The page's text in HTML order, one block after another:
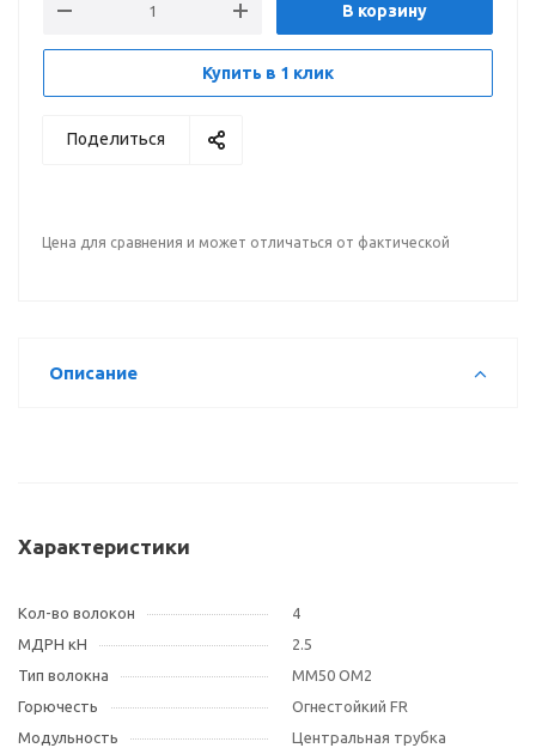
В корзину
Купить в 1 клик
Поделиться
Цена для сравнения и может отличаться от фактической
Описание
Характеристики
Кол-во волокон
4
МДРН кН
2.5
Тип волокна
MM50 OM2
Горючесть
Огнестойкий FR
Модульность
Центральная трубка